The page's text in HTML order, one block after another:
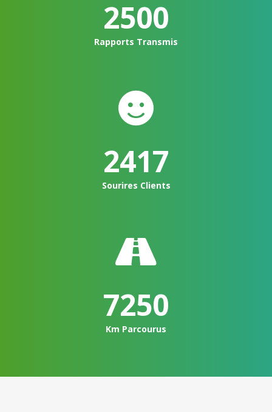
2500
Rapports Transmis
2500
Sourires Clients
10000
Km Parcourus